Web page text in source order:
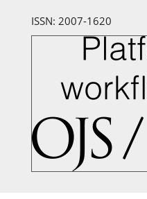
ISSN: 2007-1620